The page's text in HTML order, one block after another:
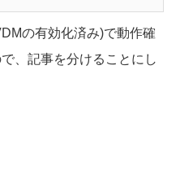
の有効化済み)で動作確
、記事を分けることにし